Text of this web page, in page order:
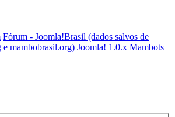
Fórum - Joomla!Brasil (dados salvos de
mambobrasil.org) Joomla! 1.0.x Mambots